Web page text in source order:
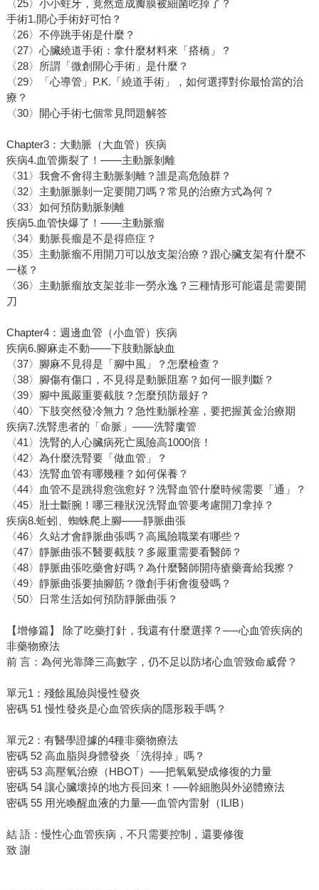
〈25〉小小蛀牙，竟然造成瓣膜被細菌吃掉了？
手術1.開心手術好可怕？
〈26〉不停跳手術是什麼？
〈27〉心臟繞道手術：拿什麼材料來「搭橋」？
〈28〉所謂「微創開心手術」是什麼？
〈29〉「心導管」P.K.「繞道手術」，如何選擇對你最恰當的治
療？
〈30〉開心手術七個常見問題解答
Chapter3：大動脈（大血管）疾病
疾病4.血管撕裂了！——主動脈剝離
〈31〉我會不會得主動脈剝離？誰是高危險群？
〈32〉主動脈脈剝一定要開刀嗎？常見的治療方式為何？
〈33〉如何預防動脈剝離
疾病5.血管快爆了！——主動脈瘤
〈34〉動脈長瘤是不是得癌症？
〈35〉主動脈瘤不用開刀可以放支架治療？跟心臟支架有什麼不
一樣？
〈36〉主動脈瘤放支架並非一勞永逸？三種情形可能還是需要開
刀
Chapter4：週邊血管（小血管）疾病
疾病6.腳麻走不動——下肢動脈缺血
〈37〉腳麻不見得是「腳中風」？怎麼檢查？
〈38〉腳傷有傷口，不見得是動脈阻塞？如何一眼判斷？
〈39〉腳中風嚴重要截肢？怎麼預防最好？
〈40〉下肢突然發冷無力？急性動脈栓塞，要把握黃金治療期
疾病7.洗腎患者的「命脈」——洗腎廔管
〈41〉洗腎的人心臟病死亡風險高1000倍！
〈42〉為什麼洗腎要「做血管」？
〈43〉洗腎血管有哪幾種？如何保養？
〈44〉血管不是跳得愈強愈好？洗腎血管什麼時候需要「通」？
〈45〉壯士斷腕！哪三種狀況洗腎血管要考慮開刀拿掉？
疾病8.蚯蚓、蜘蛛爬上腳——靜脈曲張
〈46〉久站才會靜脈曲張嗎？高風險職業有哪些？
〈47〉靜脈曲張不醫要截肢？多嚴重需要看醫師？
〈48〉靜脈曲張吃藥會好嗎？為什麼醫師開痔瘡藥膏給我擦？
〈49〉靜脈曲張要抽腳筋？微創手術會復發嗎？
〈50〉日常生活如何預防靜脈曲張？
【增修篇】 除了吃藥打針，我還有什麼選擇？──心血管疾病的
非藥物療法
前 言：為何光靠降三高數字，仍不足以防堵心血管致命威脅？
單元1：殘餘風險與慢性發炎
密碼 51 慢性發炎是心血管疾病的隱形殺手嗎？
單元2：有醫學證據的4種非藥物療法
密碼 52 高血脂與身體發炎「洗得掉」嗎？
密碼 53 高壓氧治療（HBOT）──把氧氣變成修復的力量
密碼 54 讓心臟壞掉的地方長回來！──幹細胞與外泌體療法
密碼 55 用光喚醒血液的力量──血管內雷射（ILIB）
結 語：慢性心血管疾病，不只需要控制，還要修復
致 謝